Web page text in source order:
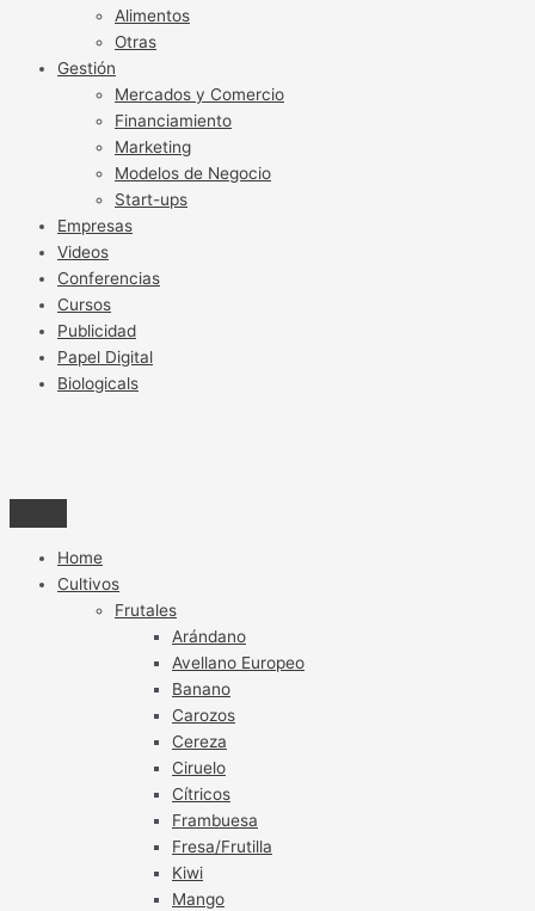
Alimentos
Otras
Gestión
Mercados y Comercio
Financiamiento
Marketing
Modelos de Negocio
Start-ups
Empresas
Videos
Conferencias
Cursos
Publicidad
Papel Digital
Biologicals
Home
Cultivos
Frutales
Arándano
Avellano Europeo
Banano
Carozos
Cereza
Ciruelo
Cítricos
Frambuesa
Fresa/Frutilla
Kiwi
Mango